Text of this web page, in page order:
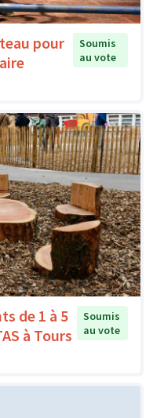
pour
Soumis
au vote
de 1 à 5
à Tours
Soumis
au vote